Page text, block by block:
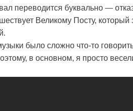
переводится буквально —
Великому Посту, который
было сложно что-то
в основном, я просто